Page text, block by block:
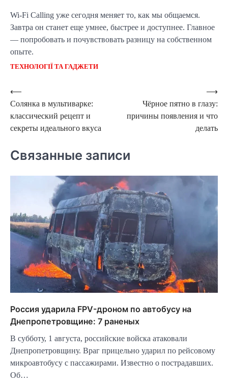
Wi-Fi Calling уже сегодня меняет то, как мы общаемся.
Завтра он станет еще умнее, быстрее и доступнее. Главное
— попробовать и почувствовать разницу на собственном
опыте.
ТЕХНОЛОГІЇ ТА ГАДЖЕТИ
Навигация
по
записям
⟵
Солянка в мультиварке:
классический рецепт и
секреты идеального вкуса
Чёрное пятно в глазу:
причины появления и что
делать
⟶
Связанные записи
Россия ударила FPV-дроном по автобусу на
Днепропетровщине: 7 раненых
В субботу, 1 августа, российские войска атаковали
Днепропетровщину. Враг прицельно ударил по рейсовому
микроавтобусу с пассажирами. Известно о пострадавших.
Об…